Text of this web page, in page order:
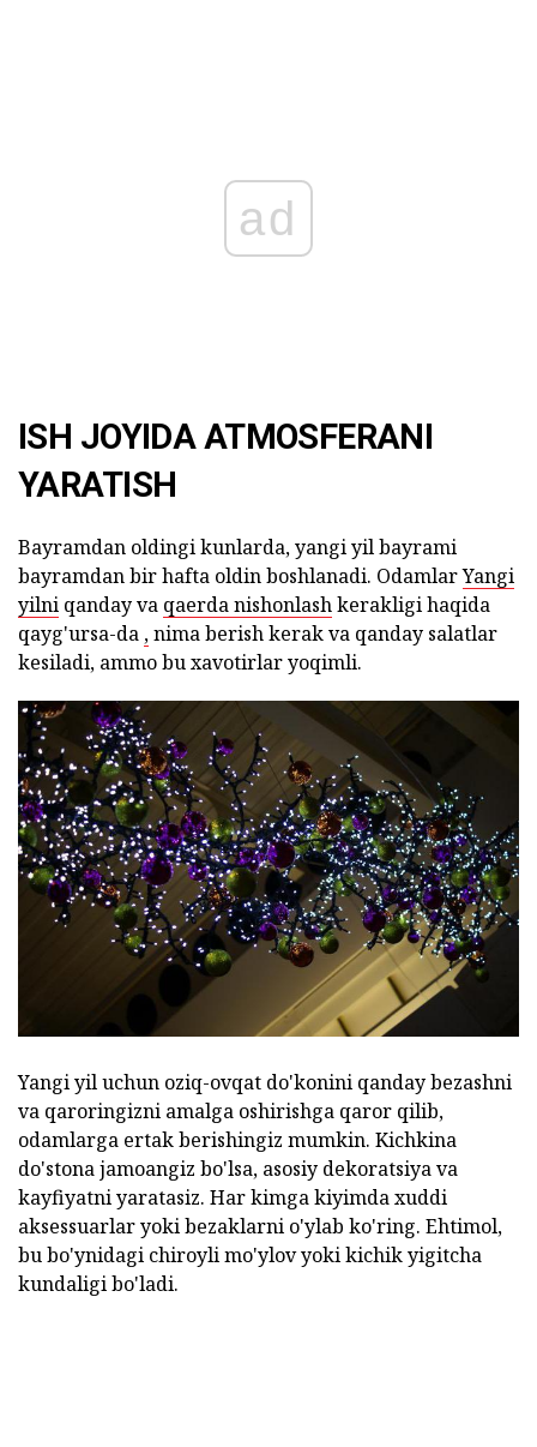
ad
ISH JOYIDA ATMOSFERANI
YARATISH
Bayramdan oldingi kunlarda, yangi yil bayrami
bayramdan bir hafta oldin boshlanadi. OdamlarYangi
yilni qanday va qaerda nishonlashkerakligi haqida
qayg'ursa-da ,nima berish kerak va qanday salatlar
kesiladi, ammo bu xavotirlar yoqimli.
Yangi yil uchun oziq-ovqat do'konini qanday bezashni
va qaroringizni amalga oshirishga qaror qilib,
odamlarga ertak berishingiz mumkin. Kichkina
do'stona jamoangiz bo'lsa, asosiy dekoratsiya va
kayfiyatni yaratasiz. Har kimga kiyimda xuddi
aksessuarlar yoki bezaklarni o'ylab ko'ring. Ehtimol,
bu bo'ynidagi chiroyli mo'ylov yoki kichik yigitcha
kundaligi bo'ladi.